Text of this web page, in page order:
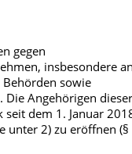
gegen
insbesondere
Behörden sowie
Die Angehörigen
seit dem 1. Januar
unter 2) zu eröffnen